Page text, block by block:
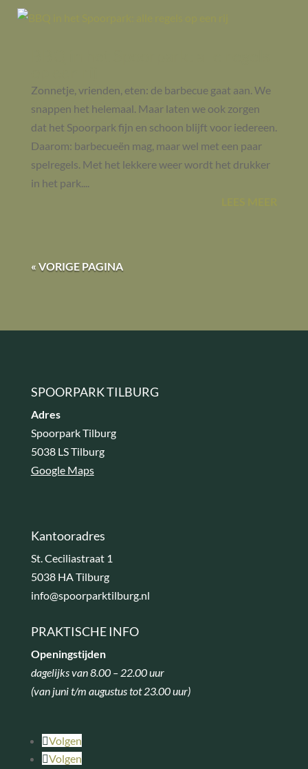
Zonnetje, vrienden, eten: de barbecue gaat aan. We
snappen het helemaal. Maar laten we ook zorgen
dat het Spoorpark fijn en schoon blijft voor iedereen.
Daarom: barbecueën mag, maar wel met een paar
spelregels. Met het lekkere weer wordt het drukker
in het park....
« VORIGE PAGINA
SPOORPARK TILBURG
Adres
Spoorpark Tilburg
5038 LS Tilburg
Google Maps
Kantooradres
St. Ceciliastraat 1
5038 HA Tilburg
info@spoorparktilburg.nl
PRAKTISCHE INFO
Openingstijden
dagelijks van 8.00 – 22.00 uur
(van juni t/m augustus tot 23.00 uur)
Volgen
Volgen